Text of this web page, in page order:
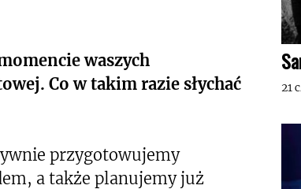
waszych
Co w takim razie słychać
przygotowujemy
a także planujemy już
21